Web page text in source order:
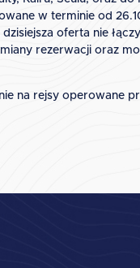
w terminie od
dzisiejsza oferta nie
rezerwacji oraz
na rejsy operowane